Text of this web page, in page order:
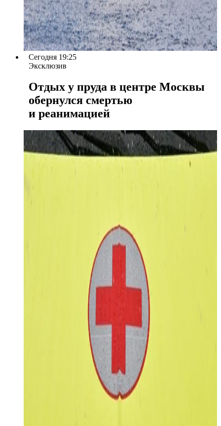
Сегодня 19:25
Эксклюзив
Отдых у пруда в центре Москвы
обернулся смертью
и реанимацией